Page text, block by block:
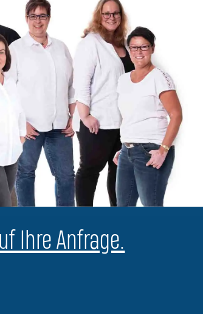
Ihre Anfrage.